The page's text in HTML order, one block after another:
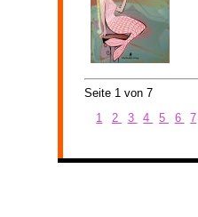
Seite 1 von 7
1
2 3 4 5 6 7